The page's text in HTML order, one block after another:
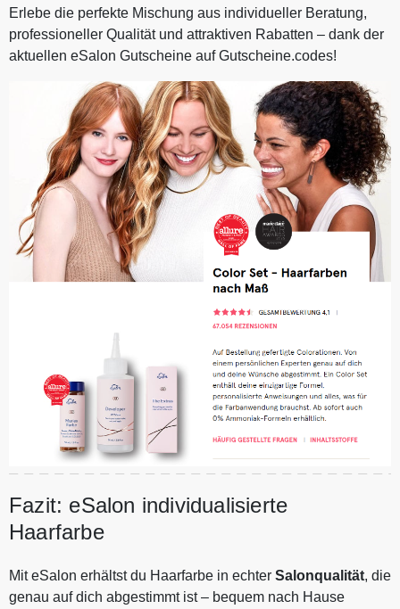
Erlebe die perfekte Mischung aus individueller Beratung,
professioneller Qualität und attraktiven Rabatten – dank der
aktuellen eSalon Gutscheine auf Gutscheine.codes!
Fazit: eSalon individualisierte
Haarfarbe
Mit eSalon erhältst du Haarfarbe in echter Salonqualität, die
genau auf dich abgestimmt ist – bequem nach Hause